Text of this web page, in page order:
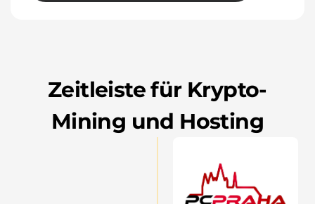
Zeitleiste für Krypto-
Mining und Hosting